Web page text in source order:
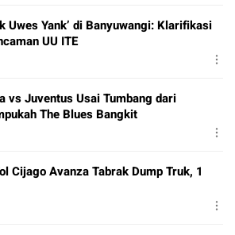
Uwes Yank’ di Banyuwangi: Klarifikasi
UU ITE
vs Juventus Usai Tumbang dari
The Blues Bangkit
Cijago Avanza Tabrak Dump Truk, 1